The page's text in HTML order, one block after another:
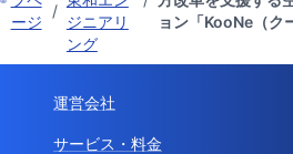
ージ
/
ジニアリ
ング
ョン「KooNe（ク
運営会社
サービス・料金